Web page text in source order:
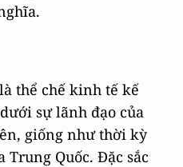
thể chế kinh tế kế
sự lãnh đạo của
giống như thời kỳ
Trung Quốc. Đặc sắc